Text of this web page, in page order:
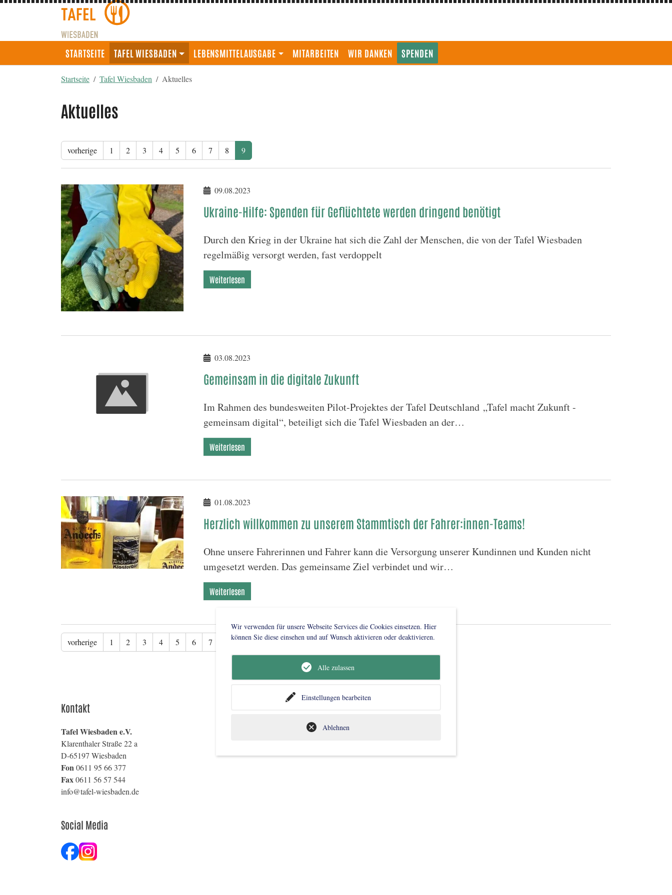
STARTSEITE TAFEL WIESBADEN LEBENSMITTELAUSGABE MITARBEITEN WIR DANKEN SPENDEN
Startseite
Tafel Wiesbaden Aktuelles
Aktuelles
vorherige 1 2 3 4 5 6 7 8 9
09.08.2023
Ukraine-Hilfe: Spenden für Geflüchtete werden dringend benötigt
Durch den Krieg in der Ukraine hat sich die Zahl der Menschen, die von der Tafel Wiesbaden
regelmäßig versorgt werden, fast verdoppelt
Weiterlesen
03.08.2023
Gemeinsam in die digitale Zukunft
Im Rahmen des bundesweiten Pilot-Projektes der Tafel Deutschland „Tafel macht Zukunft -
gemeinsam digital“, beteiligt sich die Tafel Wiesbaden an der…
Weiterlesen
01.08.2023
Herzlich willkommen zu unserem Stammtisch der Fahrer:innen-Teams!
Ohne unsere Fahrerinnen und Fahrer kann die Versorgung unserer Kundinnen und Kunden nicht
umgesetzt werden. Das gemeinsame Ziel verbindet und wir…
Weiterlesen
vorherige 1 2 3 4 5 6 7 9
Kontakt
Tafel Wiesbaden e.V.
Klarenthaler Straße 22 a
D-65197 Wiesbaden
Fon0611 95 66 377
Fax0611 56 57 544
info@tafel-wiesbaden.de
Social Media
Wir verwenden für unsere Webseite Services die Cookies einsetzen. Hier
können Sie diese einsehen und auf Wunsch aktivieren oder deaktivieren.
Einstellungen bearbeiten
Ablehnen
Alle zulassen